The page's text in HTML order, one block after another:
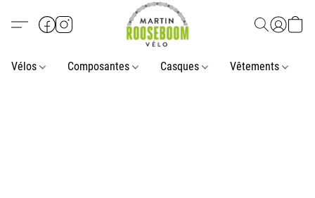
Vélos Composantes Casques Vêtements